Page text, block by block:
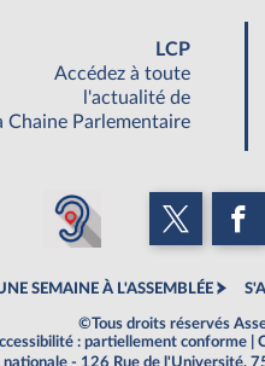
LCP
Accédez à toute
l'actualité de
Chaine Parlementaire
SEMAINE À L'ASSEMBLÉE
©Tous droits réservés
: partiellement conforme
nationale - 126 Rue de l'Université,